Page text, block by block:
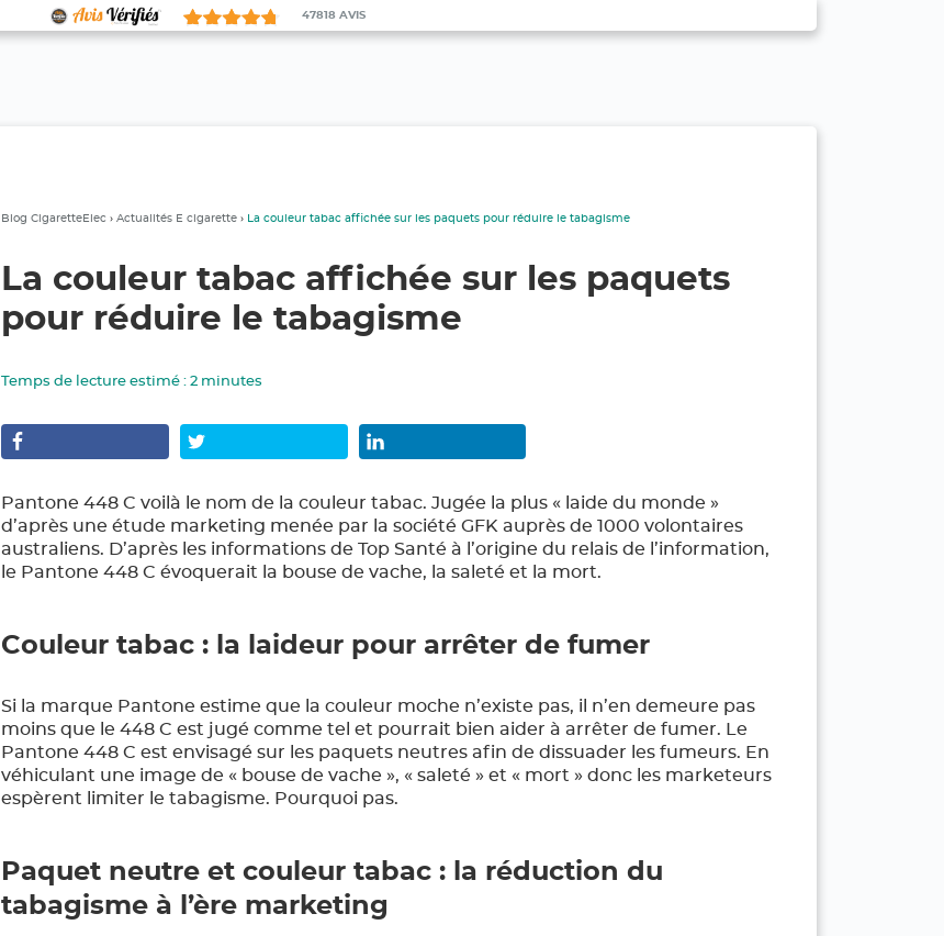
47818 AVIS
Blog CigaretteElec › Actualités E cigarette› La couleur tabac affichée sur les paquets pour réduire le tabagisme
La couleur tabac affichée sur les paquets
pour réduire le tabagisme
Temps de lecture estimé : 2 minutes
Pantone 448 C voilà le nom de la couleur tabac. Jugée la plus « laide du monde »
d’après une étude marketing menée par la société GFK auprès de 1000 volontaires
australiens. D’après les informations de Top Santé à l’origine du relais de l’information,
le Pantone 448 C évoquerait la bouse de vache, la saleté et la mort.
Couleur tabac : la laideur pour arrêter de fumer
Si la marque Pantone estime que la couleur moche n’existe pas, il n’en demeure pas
moins que le 448 C est jugé comme tel et pourrait bien aider à arrêter de fumer. Le
Pantone 448 C est envisagé sur les paquets neutres afin de dissuader les fumeurs. En
véhiculant une image de « bouse de vache », « saleté » et « mort » donc les marketeurs
espèrent limiter le tabagisme. Pourquoi pas.
Paquet neutre et couleur tabac : la réduction du
tabagisme à l’ère marketing